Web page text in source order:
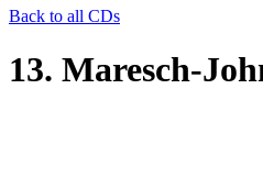
Back to all CDs
13. Maresch-